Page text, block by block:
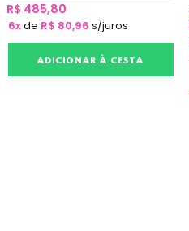
R$ 485,80
6xde R$ 80,96 s/juros
ADICIONAR À CESTA